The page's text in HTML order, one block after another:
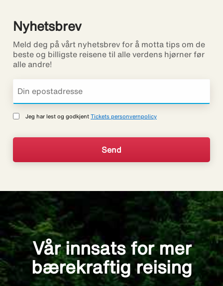
Nyhetsbrev
Meld deg på vårt nyhetsbrev for å motta tips om de
beste og billigste reisene til alle verdens hjørner før
alle andre!
Jeg har lest og godkjent Tickets personvernpolicy
Vår innsats for mer
bærekraftig reising